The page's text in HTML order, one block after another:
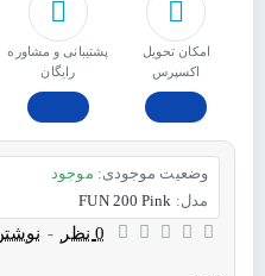
امکان تحویل
اکسپرس
پشتیبانی و مشاوره
رایگان
وضعیت موجودی: موجود
مدل: FUN 200 Pink
0 نظر -